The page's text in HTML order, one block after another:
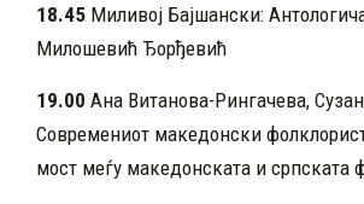
18.45 Миливој Бајшански:
Милошевић Ђорђевић
19.00 Ана Витанова-Рингачева,
Современиот македонски
мост меѓу македонската и српската